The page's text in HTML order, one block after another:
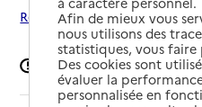
Rechercher les
Signaler une erreur
Afin de mieux vous
nous utilisons des
statistiques, vous
Des cookies sont
évaluer la
personnalisée en